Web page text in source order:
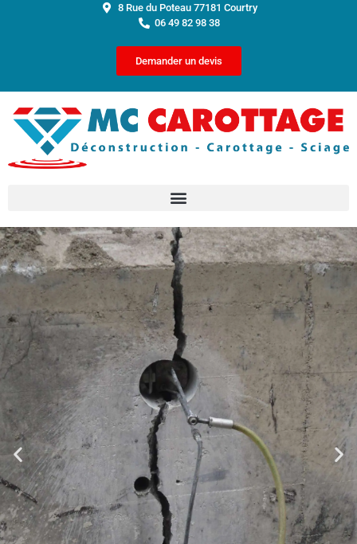
8 Rue du Poteau 77181 Courtry
06 49 82 98 38
Demander un devis